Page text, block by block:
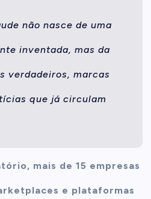
não nasce de uma
inventada, mas da
verdadeiros, marcas
que já circulam
mais de 15 empresas
e plataformas